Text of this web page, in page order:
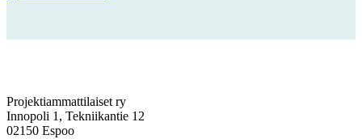
Projektiammattilaiset ry
Innopoli 1, Tekniikantie 12
02150 Espoo